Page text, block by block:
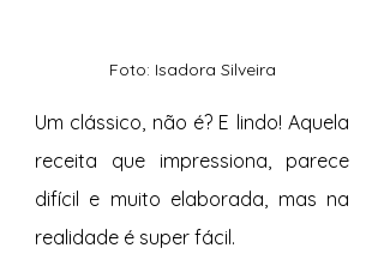
Foto: Isadora Silveira
Um clássico, não é? E lindo! Aquela
receita que impressiona, parece
difícil e muito elaborada, mas na
realidade é super fácil.